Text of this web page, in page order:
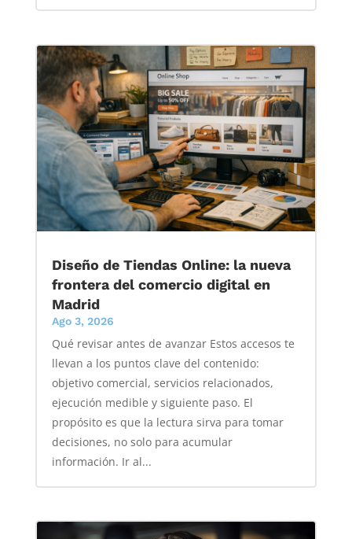
Diseño de Tiendas Online: la nueva
frontera del comercio digital en
Madrid
Ago 3, 2026
Qué revisar antes de avanzar Estos accesos te
llevan a los puntos clave del contenido:
objetivo comercial, servicios relacionados,
ejecución medible y siguiente paso. El
propósito es que la lectura sirva para tomar
decisiones, no solo para acumular
información. Ir al...